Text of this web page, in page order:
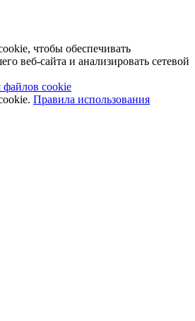
чтобы обеспечивать
веб-сайта и анализировать сетевой
файлов cookie
Правила использования